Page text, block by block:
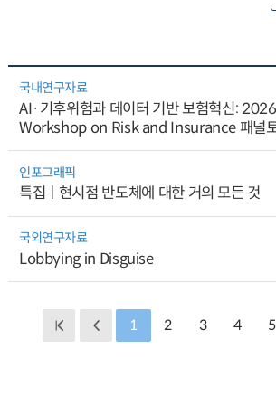
국내연구자료
AI·기후위험과 데이터 기반 보험혁신:
Workshop on Risk and Insurance 패널
인포그래픽
특집ㅣ현시점 반도체에 대한 거의 모든 것
국외연구자료
Lobbying in Disguise
1 2 3 4 5